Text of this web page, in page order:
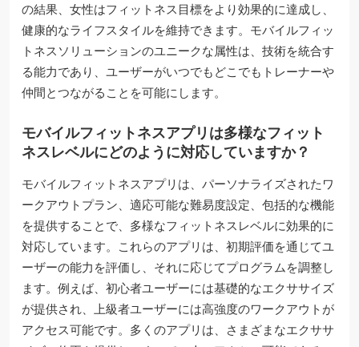
の結果、女性はフィットネス目標をより効果的に達成し、
健康的なライフスタイルを維持できます。モバイルフィッ
トネスソリューションのユニークな属性は、技術を統合す
る能力であり、ユーザーがいつでもどこでもトレーナーや
仲間とつながることを可能にします。
モバイルフィットネスアプリは多様なフィット
ネスレベルにどのように対応していますか？
モバイルフィットネスアプリは、パーソナライズされたワ
ークアウトプラン、適応可能な難易度設定、包括的な機能
を提供することで、多様なフィットネスレベルに効果的に
対応しています。これらのアプリは、初期評価を通じてユ
ーザーの能力を評価し、それに応じてプログラムを調整し
ます。例えば、初心者ユーザーには基礎的なエクササイズ
が提供され、上級者ユーザーには高強度のワークアウトが
アクセス可能です。多くのアプリは、さまざまなエクササ